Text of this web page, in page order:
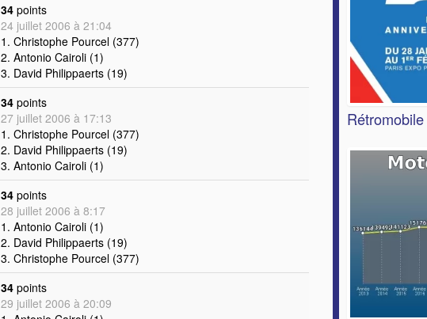
34 points
24 juillet 2006 à 21:04
1. Christophe Pourcel (377)
2. Antonio Cairoli (1)
3. David Philippaerts (19)
34 points
27 juillet 2006 à 17:13
1. Christophe Pourcel (377)
2. David Philippaerts (19)
3. Antonio Cairoli (1)
34 points
28 juillet 2006 à 8:17
1. Antonio Cairoli (1)
2. David Philippaerts (19)
3. Christophe Pourcel (377)
34 points
29 juillet 2006 à 20:09